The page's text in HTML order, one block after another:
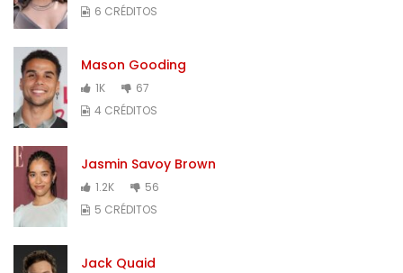
6 CRÉDITOS
Mason Gooding
1K
67
4 CRÉDITOS
Jasmin Savoy Brown
1.2K
56
5 CRÉDITOS
Jack Quaid